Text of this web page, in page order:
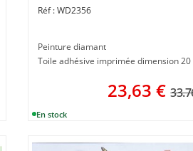
WD2356
Peinture diamant
23,63 €